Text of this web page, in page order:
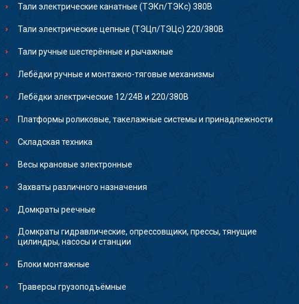
Тали электрические канатные (ТЭКп/ТЭКс) 380В
Тали электрические цепные (ТЭЦп/ТЭЦс) 220/380В
Тали ручные шестерённые и рычажные
Лебёдки ручные и монтажно-тяговые механизмы
Лебёдки электрические 12/24В и 220/380В
Платформы роликовые, такелажные системы и принадлежности
Складская техника
Весы крановые электронные
Захваты различного назначения
Домкраты реечные
Домкраты гидравлические, опрессовщики, прессы, тянущие
цилиндры, насосы и станции
Блоки монтажные
Траверсы грузоподъёмные